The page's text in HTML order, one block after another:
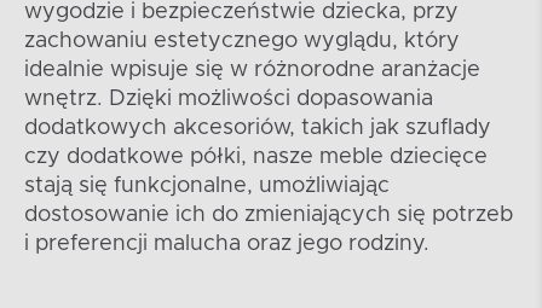
wygodzie i bezpieczeństwie dziecka, przy
zachowaniu estetycznego wyglądu, który
idealnie wpisuje się w różnorodne aranżacje
wnętrz. Dzięki możliwości dopasowania
dodatkowych akcesoriów, takich jak szuflady
czy dodatkowe półki, nasze meble dziecięce
stają się funkcjonalne, umożliwiając
dostosowanie ich do zmieniających się potrzeb
i preferencji malucha oraz jego rodziny.